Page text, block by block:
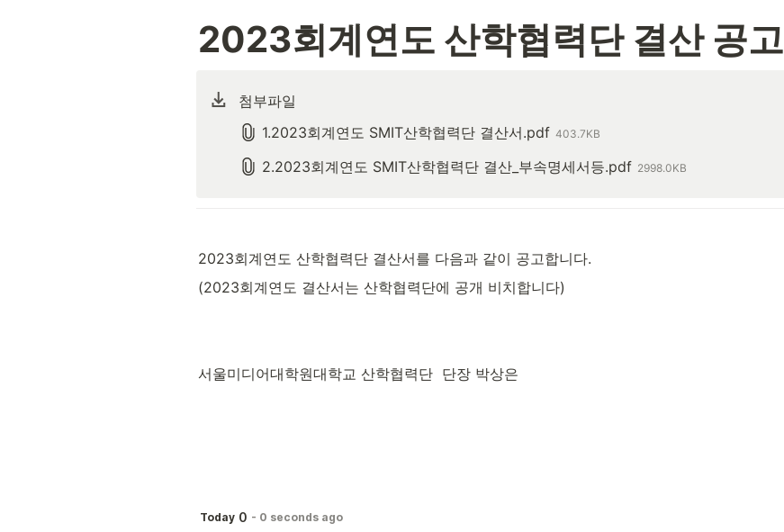
2023회계연도 산학협력단 결산 공고
첨부파일
1.2023회계연도 SMIT산학협력단 결산서.pdf 403.7KB
2.2023회계연도 SMIT산학협력단 결산_부속명세서등.pdf 2998.0KB
2023회계연도 산학협력단 결산서를 다음과 같이 공고합니다.
(2023회계연도 결산서는 산학협력단에 공개 비치합니다)
서울미디어대학원대학교 산학협력단  단장 박상은
Today 0 - 0 seconds ago